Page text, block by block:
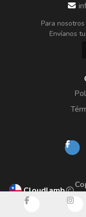
Para
Envíanos
Cloudlamb